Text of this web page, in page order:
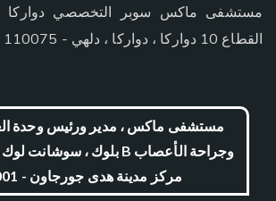
القطاع 10 دواركا ، دواركا ، دلهي - 110075
مستشفى ماكس ، مدير ورئيس وحدة
مركز مدينة هدى جورجاون - 122001